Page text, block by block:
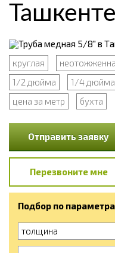
Ташкенте
круглая
1/2 дюйма
1/4 дюйма
цена за метр
бухта
Отправить заявку
Перезвоните мне
Подбор по
толщина